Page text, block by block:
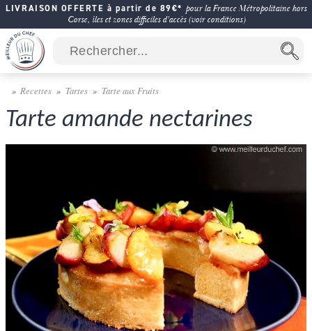
LIVRAISON OFFERTE à partir de 89€* pour la France Métropolitaine hors
Corse, îles et zones difficiles d'accès (voir conditions)
Recettes Tartes Tarte aux Fruits
Tarte amande nectarines